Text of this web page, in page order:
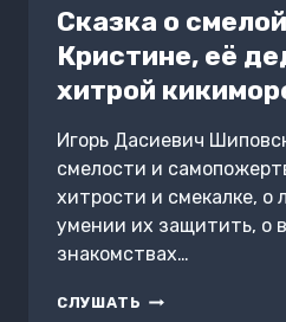
Сказка о
Кристине, её
хитрой
Игорь Дасиевич
смелости и
хитрости и смекалке, о
умении их защитить, о
знакомствах…
СЛУШАТЬ СКАЗКА